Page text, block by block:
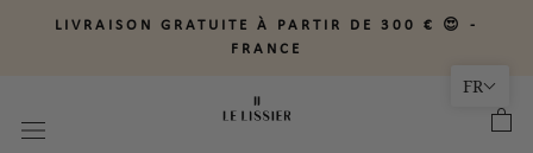
LIVRAISON GRATUITE À PARTIR DE 300 € 😍 -
FRANCE
FR